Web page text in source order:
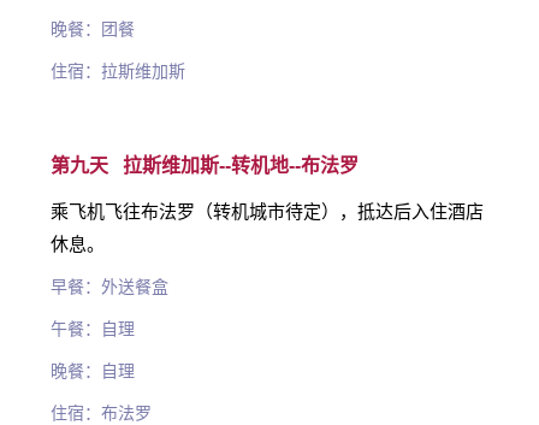
晚餐：团餐
住宿：拉斯维加斯
第九天 拉斯维加斯--转机地--布法罗
乘飞机飞往布法罗（转机城市待定），抵达后入住酒店
休息。
早餐：外送餐盒
午餐：自理
晚餐：自理
住宿：布法罗